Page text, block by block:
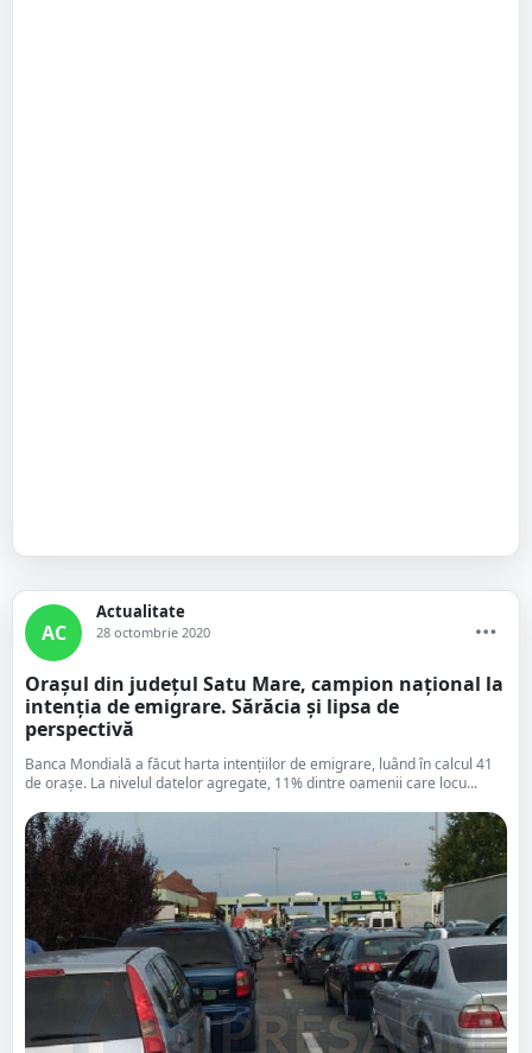
AC
Actualitate
28 octombrie 2020
​Orașul din județul Satu Mare, campion național la
intenția de emigrare. Sărăcia și lipsa de
perspectivă
Banca Mondială a făcut harta intențiilor de emigrare, luând în calcul 41
de orașe. La nivelul datelor agregate, 11% dintre oamenii care locu...